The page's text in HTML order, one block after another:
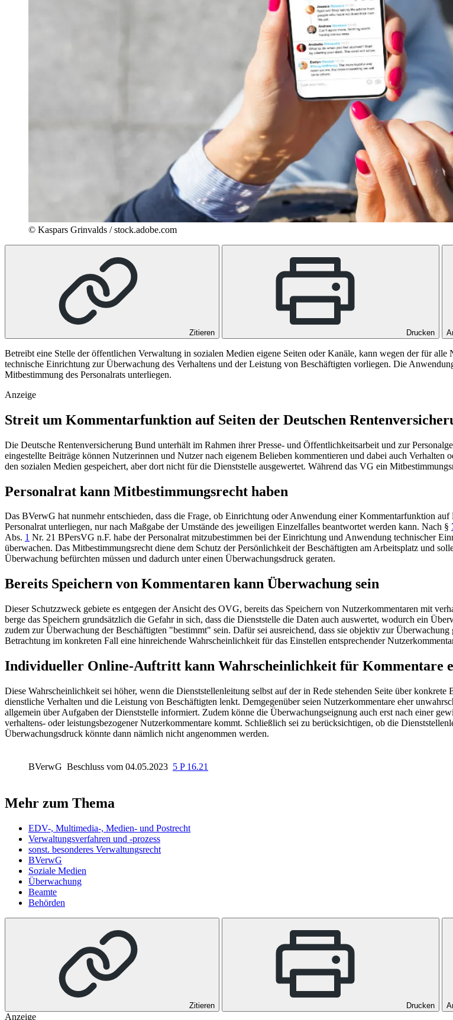
© Kaspars Grinvalds / stock.adobe.com
Zitieren Drucken
Betreibt eine Stelle der öffentlichen Verwaltung in sozialen Medien eigene Seiten oder Kanäle, kann wegen der für
technische Einrichtung zur Überwachung des Verhaltens und der Leistung von Beschäftigten vorliegen. Die
Mitbestimmung des Personalrats unterliegen.
Anzeige
Streit um Kommentarfunktion auf Seiten der Deutschen
Die Deutsche Rentenversicherung Bund unterhält im Rahmen ihrer Presse- und Öffentlichkeitsarbeit und zur
eingestellte Beiträge können Nutzerinnen und Nutzer nach eigenem Belieben kommentieren und dabei auch
den sozialen Medien gespeichert, aber dort nicht für die Dienststelle ausgewertet. Während das VG ein
Personalrat kann Mitbestimmungsrecht haben
Das BVerwG hat nunmehr entschieden, dass die Frage, ob Einrichtung oder Anwendung einer Kommentarfunktion
Personalrat unterliegen, nur nach Maßgabe der Umstände des jeweiligen Einzelfalles beantwortet werden kann. Nach §
Abs. 1 Nr. 21 BPersVG n.F. habe der Personalrat mitzubestimmen bei der Einrichtung und Anwendung technischer
überwachen. Das Mitbestimmungsrecht diene dem Schutz der Persönlichkeit der Beschäftigten am Arbeitsplatz und
Überwachung befürchten müssen und dadurch unter einen Überwachungsdruck geraten.
Bereits Speichern von Kommentaren kann Überwachung sein
Dieser Schutzzweck gebiete es entgegen der Ansicht des OVG, bereits das Speichern von Nutzerkommentaren mit
berge das Speichern grundsätzlich die Gefahr in sich, dass die Dienststelle die Daten auch auswertet, wodurch ein
zudem zur Überwachung der Beschäftigten "bestimmt" sein. Dafür sei ausreichend, dass sie objektiv zur
Betrachtung im konkreten Fall eine hinreichende Wahrscheinlichkeit für das Einstellen entsprechender
Individueller Online-Auftritt kann Wahrscheinlichkeit für Kommentare
Diese Wahrscheinlichkeit sei höher, wenn die Dienststellenleitung selbst auf der in Rede stehenden Seite über
dienstliche Verhalten und die Leistung von Beschäftigten lenkt. Demgegenüber seien Nutzerkommentare eher
allgemein über Aufgaben der Dienststelle informiert. Zudem könne die Überwachungseignung auch erst nach einer
verhaltens- oder leistungsbezogener Nutzerkommentare kommt. Schließlich sei zu berücksichtigen, ob die
Überwachungsdruck könnte dann nämlich nicht angenommen werden.
BVerwG Beschluss vom 04.05.2023 5 P 16.21
Mehr zum Thema
EDV-, Multimedia-, Medien- und Postrecht
Verwaltungsverfahren und -prozess
sonst. besonderes Verwaltungsrecht
BVerwG
Soziale Medien
Überwachung
Beamte
Behörden
Zitieren Drucken
Anzeige